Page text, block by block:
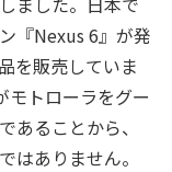
『Nexus 6』が発
を販売していま
モトローラをグー
あることから、
はありません。